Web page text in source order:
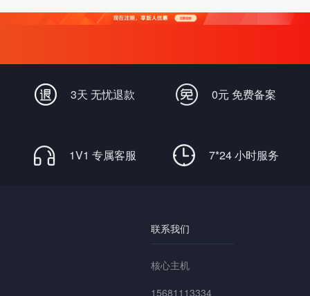
3天 无忧退款 0元 免费备案
1V1 专属客服 7*24 小时服务
联系我们
核心主机
15681113334